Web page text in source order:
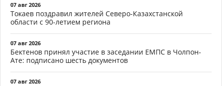
07 авг 2026
Токаев поздравил жителей Северо-Казахстанской
области с 90-летием региона
07 авг 2026
Бектенов принял участие в заседании ЕМПС в Чолпон-
Ате: подписано шесть документов
07 авг 2026